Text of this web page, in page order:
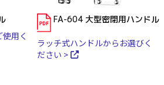
用く
FA-604 大型密閉用ハンドル
ラッチ式ハンドルからお選びく
ださい >